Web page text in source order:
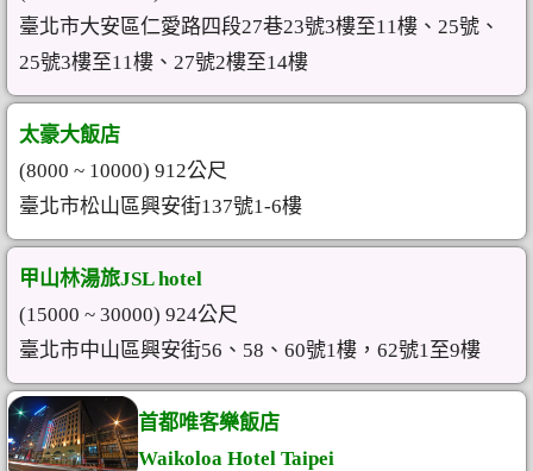
臺北市大安區仁愛路四段27巷23號3樓至11樓、25號、
25號3樓至11樓、27號2樓至14樓
太豪大飯店
(8000 ~ 10000) 912公尺
臺北市松山區興安街137號1-6樓
甲山林湯旅JSL hotel
(15000 ~ 30000) 924公尺
臺北市中山區興安街56、58、60號1樓，62號1至9樓
首都唯客樂飯店
Waikoloa Hotel Taipei